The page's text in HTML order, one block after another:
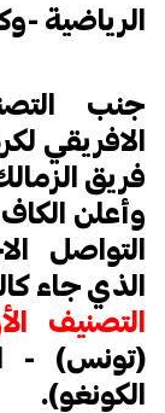
الرياضية -
جنب
الافريقي
فريق الزمالك في دور
وأعلن
التواصل
الذي جاء
التصنيف
(تونس) -
الكونغو).